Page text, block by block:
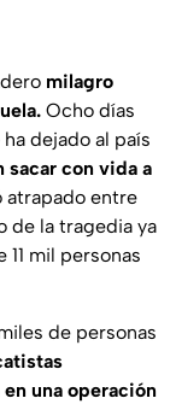
milagro
Ocho días
dejado al país
sacar con vida a
atrapado entre
de la tragedia ya
mil personas
de personas
una operación